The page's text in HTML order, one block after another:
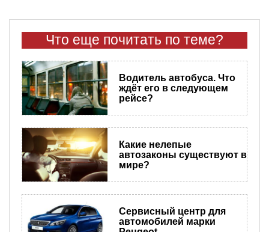
Что еще почитать по теме?
Водитель автобуса. Что
ждёт его в следующем
рейсе?
​Какие нелепые
автозаконы существуют в
мире?
Сервисный центр для
автомобилей марки